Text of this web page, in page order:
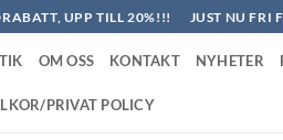
UPP TILL 20%!!! JUST NU FRI
OM OSS KONTAKT NYHETER
PRIVAT POLICY